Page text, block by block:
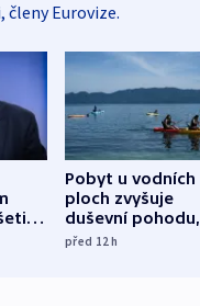
členy Eurovize.
Pobyt u vodních
ploch zvyšuje
duševní pohodu,
ukázala
před 12h